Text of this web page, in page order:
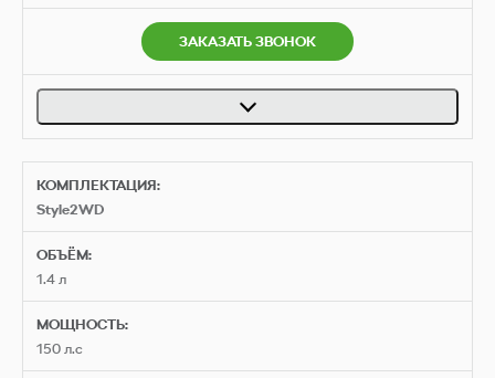
ЗАКАЗАТЬ ЗВОНОК
КОМПЛЕКТАЦИЯ:
Style2WD
ОБЪЁМ:
1.4 л
МОЩНОСТЬ:
150 л.с